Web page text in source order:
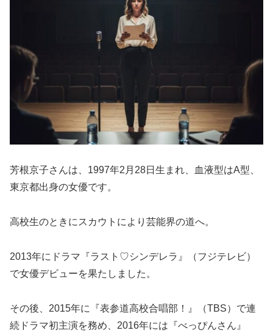
芳根京子さんは、1997年2月28日生まれ、血液型はA型、
東京都出身の女優です。
高校生のときにスカウトにより芸能界の道へ。
2013年にドラマ『ラスト♡シンデレラ』（フジテレビ）
で女優デビューを果たしました。
その後、2015年に『表参道高校合唱部！』（TBS）で連
続ドラマ初主演を務め、2016年には『べっぴんさん』